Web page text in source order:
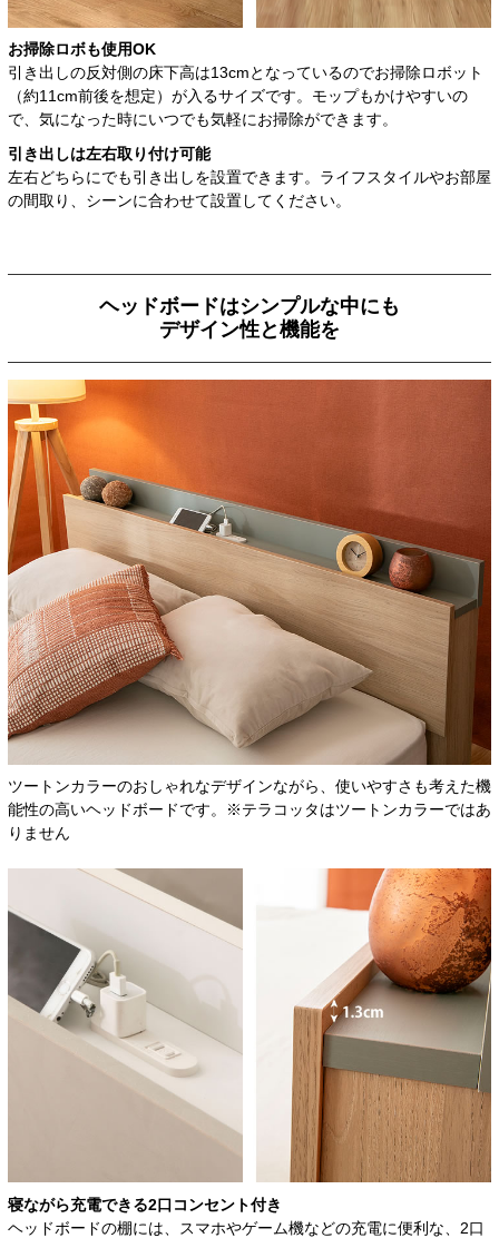
お掃除ロボも使用OK
引き出しの反対側の床下高は13cmとなっているのでお掃除ロボット
（約11cm前後を想定）が入るサイズです。モップもかけやすいの
で、気になった時にいつでも気軽にお掃除ができます。
引き出しは左右取り付け可能
左右どちらにでも引き出しを設置できます。ライフスタイルやお部屋
の間取り、シーンに合わせて設置してください。
ヘッドボードはシンプルな中にも
デザイン性と機能を
ツートンカラーのおしゃれなデザインながら、使いやすさも考えた機
能性の高いヘッドボードです。※テラコッタはツートンカラーではあ
りません
寝ながら充電できる2口コンセント付き
ヘッドボードの棚には、スマホやゲーム機などの充電に便利な、2口